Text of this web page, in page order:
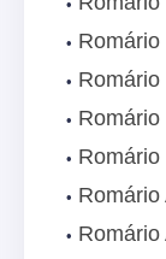
Romário
Romário
Romário
Romário
Romário